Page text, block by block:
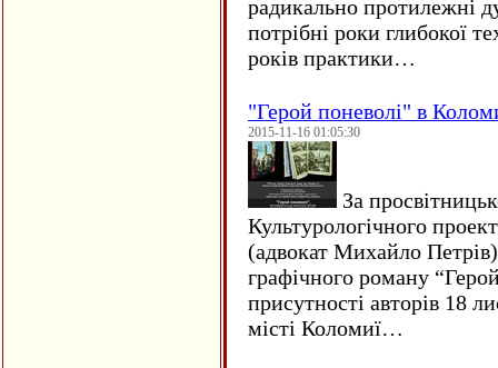
радикально протилежні
потрібні роки глибокої
років практики…
"Герой поневолі" в
2015-11-16 01:05:30
За
Культурологічного
(адвокат Михайло
графічного роману
присутності авторів 18
місті Коломиї…